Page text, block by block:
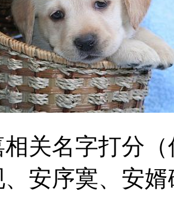
关名字打分
安序寞、安